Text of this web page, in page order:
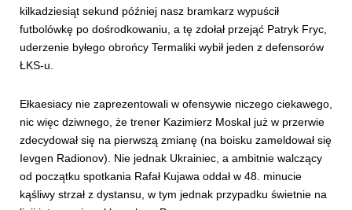
kilkadziesiąt sekund później nasz bramkarz wypuścił
futbolówkę po dośrodkowaniu, a tę zdołał przejąć Patryk Fryc,
uderzenie byłego obrońcy Termaliki wybił jeden z defensorów
ŁKS-u.
Ełkaesiacy nie zaprezentowali w ofensywie niczego ciekawego,
nic więc dziwnego, że trener Kazimierz Moskal już w przerwie
zdecydował się na pierwszą zmianę (na boisku zameldował się
Ievgen Radionov). Nie jednak Ukrainiec, a ambitnie walczący
od początku spotkania Rafał Kujawa oddał w 48. minucie
kąśliwy strzał z dystansu, w tym jednak przypadku świetnie na